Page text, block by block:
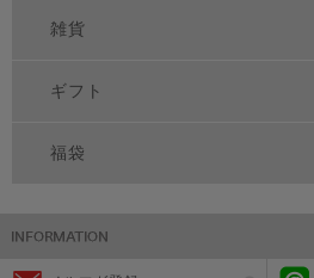
雑貨
ギフト
福袋